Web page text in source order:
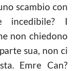
scambio con
incedibile? I
non chiedono
sua, non ci
Emre Can?